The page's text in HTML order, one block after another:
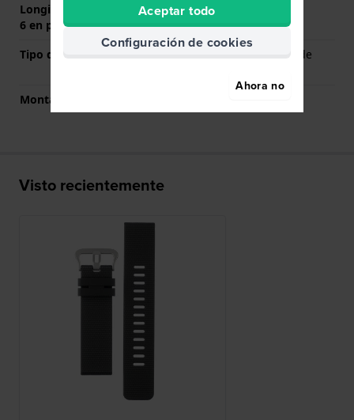
Longitud de la correa a las
6 en punto (mm)
130 mm
Tipo de montaje
Pasadores con resorte de
Montaje Recto
Visto recientemente
Aceptar todo
Configuración de cookies
Ahora no